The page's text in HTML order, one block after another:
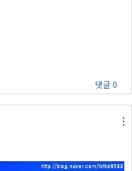
댓글 0